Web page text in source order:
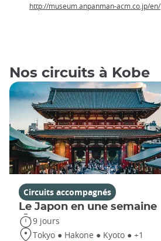
http://museum.anpanman-acm.co.jp/en/
Nos circuits à Kobe
Circuits accompagnés
Le Japon en une semaine
9 jours
Tokyo ● Hakone ● Kyoto ● +1